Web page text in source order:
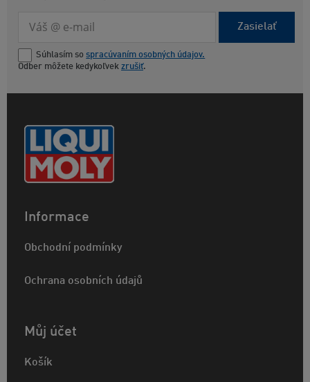
Zasielať
Súhlasím so spracúvaním osobných údajov.
Odber môžete kedykoľvek zrušiť.
Informace
Obchodní podmínky
Ochrana osobních údajů
Můj účet
Košík